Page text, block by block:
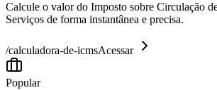
Calcule o valor do Imposto sobre Circulação
Serviços de forma instantânea e precisa.
/calculadora-de-icmsAcessar
Popular